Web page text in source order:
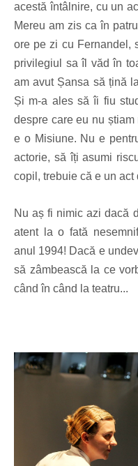
acestă întâlnire, cu un
Mereu am zis ca în
ore pe zi cu Fernandel,
privilegiul sa îl văd în
am avut Șansa să țină
Și m-a ales să îi fiu
despre care eu nu știam
e o Misiune. Nu e
actorie, să îți asumi
copil, trebuie că e un act
Nu aș fi nimic azi dacă
atent la o fată
anul 1994! Dacă e
să zâmbească la ce
când în când la teatru...